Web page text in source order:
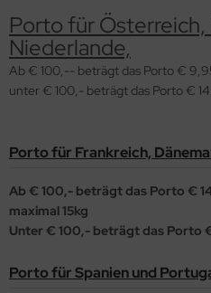
Porto für Österreich,
Niederlande,
Ab € 100,-- beträgt das Porto €
unter € 100,- beträgt das Porto €
Porto für Frankreich,
Ab € 100,- beträgt das Porto €
maximal 15kg
Unter € 100,- beträgt das Porto
Porto für Spanien und